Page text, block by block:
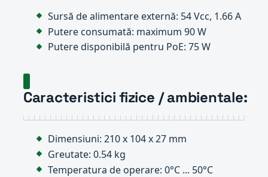
Sursă de alimentare externă: 54 Vcc, 1.66 A
Putere consumată: maximum 90 W
Putere disponibilă pentru PoE: 75 W
Caracteristici fizice / ambientale:
Dimensiuni: 210 x 104 x 27 mm
Greutate: 0.54 kg
Temperatura de operare: 0°C ... 50°C